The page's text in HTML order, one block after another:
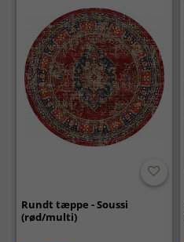
Rundt tæppe - Soussi
(rød/multi)